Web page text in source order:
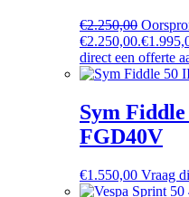
€2.250,00
€2.250,00.€
direct een offerte
Sym
FGD40V
€1.550,00 Vraag